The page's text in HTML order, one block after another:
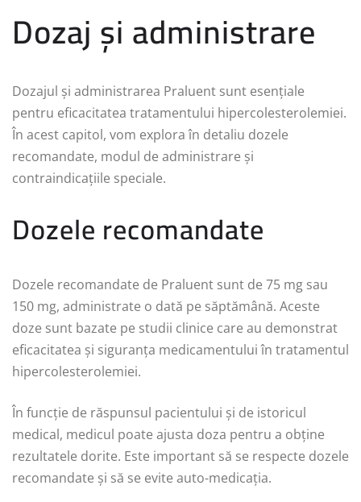
Dozaj și administrare
Dozajul și administrarea Praluent sunt esențiale
pentru eficacitatea tratamentului hipercolesterolemiei.
În acest capitol, vom explora în detaliu dozele
recomandate, modul de administrare și
contraindicațiile speciale.
Dozele recomandate
Dozele recomandate de Praluent sunt de 75 mg sau
150 mg, administrate o dată pe săptămână. Aceste
doze sunt bazate pe studii clinice care au demonstrat
eficacitatea și siguranța medicamentului în tratamentul
hipercolesterolemiei.
În funcție de răspunsul pacientului și de istoricul
medical, medicul poate ajusta doza pentru a obține
rezultatele dorite. Este important să se respecte dozele
recomandate și să se evite auto-medicația.